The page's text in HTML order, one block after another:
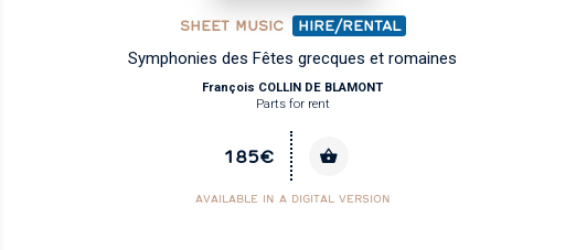
SHEET MUSIC HIRE/RENTAL
Symphonies des Fêtes grecques et romaines
François COLLIN DE BLAMONT
Parts for rent
185€
AVAILABLE IN A DIGITAL VERSION